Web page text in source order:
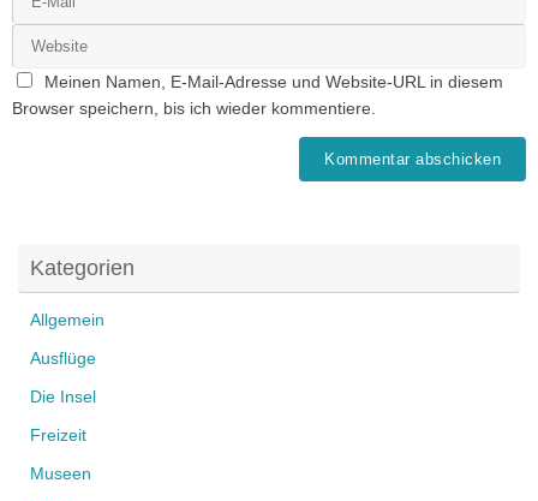
Meinen Namen, E-Mail-Adresse und Website-URL in diesem
Browser speichern, bis ich wieder kommentiere.
Kategorien
Allgemein
Ausflüge
Die Insel
Freizeit
Museen